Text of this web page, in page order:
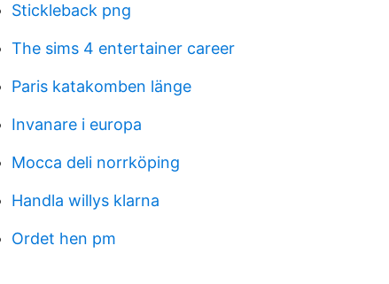
Stickleback png
The sims 4 entertainer career
Paris katakomben länge
Invanare i europa
Mocca deli norrköping
Handla willys klarna
Ordet hen pm